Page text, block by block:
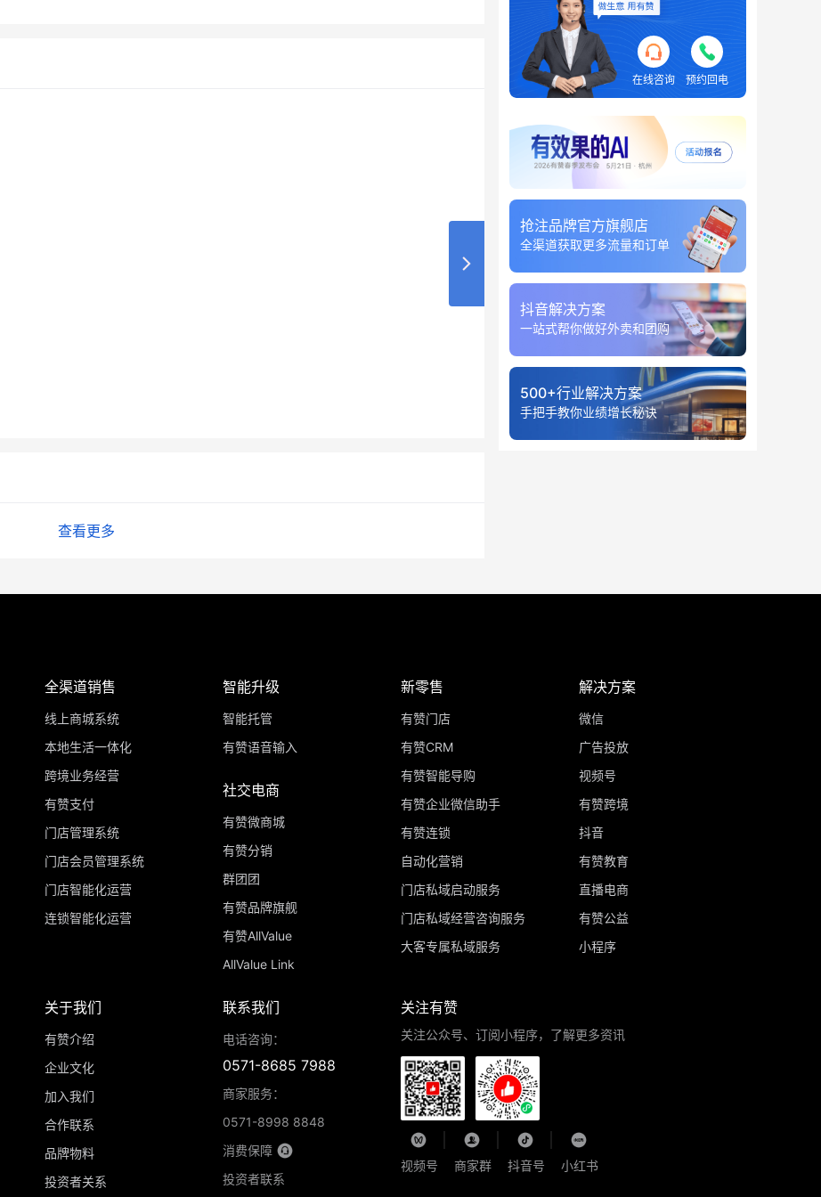
查看更多
在线咨询 预约回电
抢注品牌官方旗舰店
全渠道获取更多流量和订单
抖音解决方案
一站式帮你做好外卖和团购
500+行业解决方案
手把手教你业绩增长秘诀
全渠道销售
线上商城系统
本地生活一体化
跨境业务经营
有赞支付
门店管理系统
门店会员管理系统
门店智能化运营
连锁智能化运营
智能升级
智能托管
有赞语音输入
社交电商
有赞微商城
有赞分销
群团团
有赞品牌旗舰
有赞AllValue
AllValue Link
新零售
有赞门店
有赞CRM
有赞智能导购
有赞企业微信助手
有赞连锁
自动化营销
门店私域启动服务
门店私域经营咨询服务
大客专属私域服务
解决方案
微信
广告投放
视频号
有赞跨境
抖音
有赞教育
直播电商
有赞公益
小程序
关于我们
有赞介绍
企业文化
加入我们
合作联系
品牌物料
投资者关系
联系我们
电话咨询：
0571-8685 7988
商家服务：
0571-8998 8848
消费保障
投资者联系
关注有赞
关注公众号、订阅小程序，了解更多资讯
视频号 商家群 抖音号 小红书